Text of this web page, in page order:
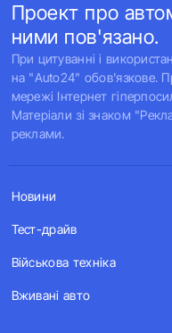
Проект про
ними пов'язано.
При цитуванні і
на "Auto24" обов'язкове.
мережі Інтернет
Матеріали зі знаком
реклами.
Новини
Тест-драйв
Військова техніка
Вживані авто